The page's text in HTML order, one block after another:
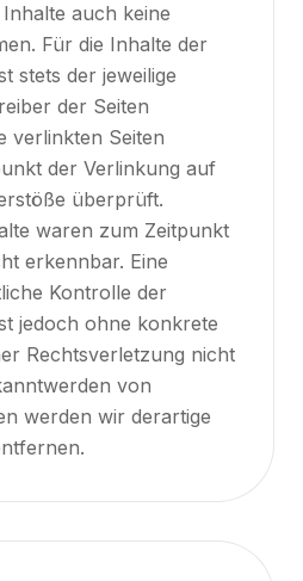
auch keine
Für die Inhalte der
stets der jeweilige
der Seiten
verlinkten Seiten
der Verlinkung auf
überprüft.
waren zum Zeitpunkt
erkennbar. Eine
Kontrolle der
jedoch ohne konkrete
Rechtsverletzung nicht
von
werden wir derartige